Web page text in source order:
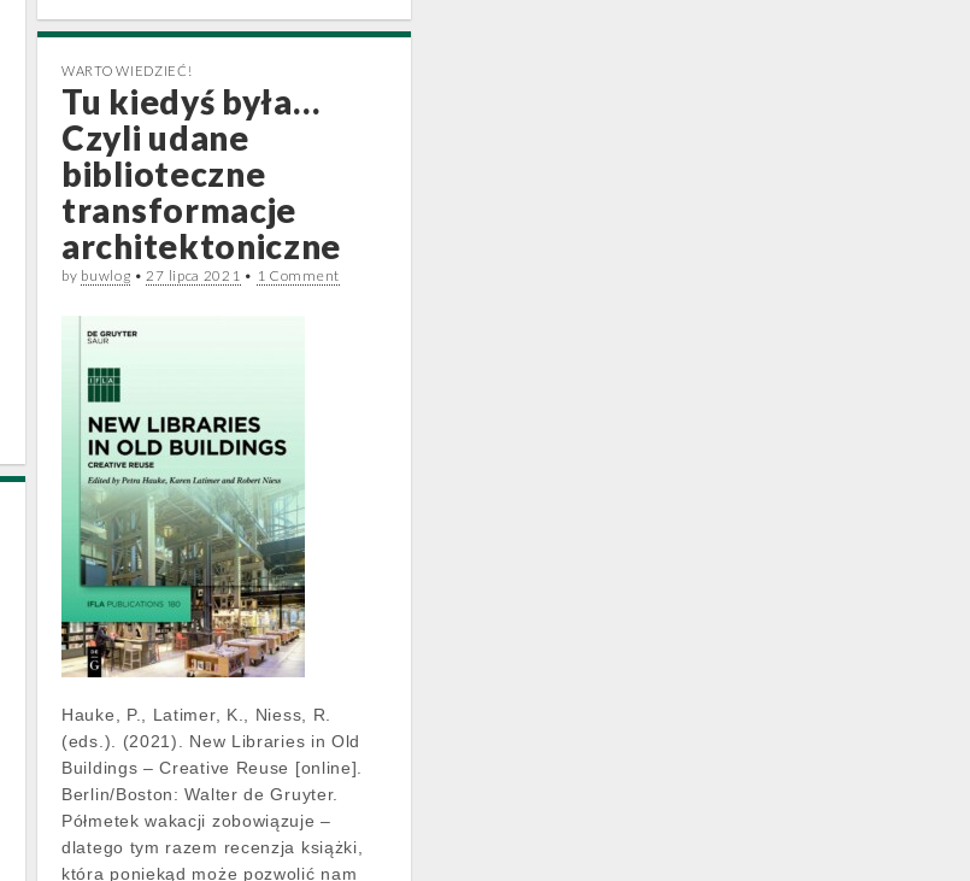
WARTO WIEDZIEĆ!
Tu kiedyś była…
Czyli udane
biblioteczne
transformacje
architektoniczne
by buwlog • 27 lipca 2021 • 1 Comment
Hauke, P., Latimer, K., Niess, R.
(eds.). (2021). New Libraries in Old
Buildings – Creative Reuse [online].
Berlin/Boston: Walter de Gruyter.
Półmetek wakacji zobowiązuje –
dlatego tym razem recenzja książki,
która poniekąd może pozwolić nam